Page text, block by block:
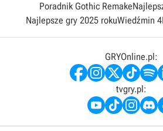
Poradnik Gothic Remake
Najlepsze gry 2025 rokuWiedźmin 4
GRYOnline.pl:
tvgry.pl: